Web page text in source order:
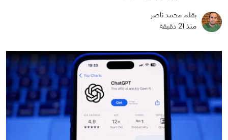
بقلم محمد ناصر
منذ 21 دقيقة